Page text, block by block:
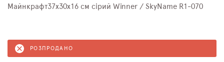
Майнкрафт37х30х16 см сірий Winner / SkyName R1-070
РОЗПРОДАНО